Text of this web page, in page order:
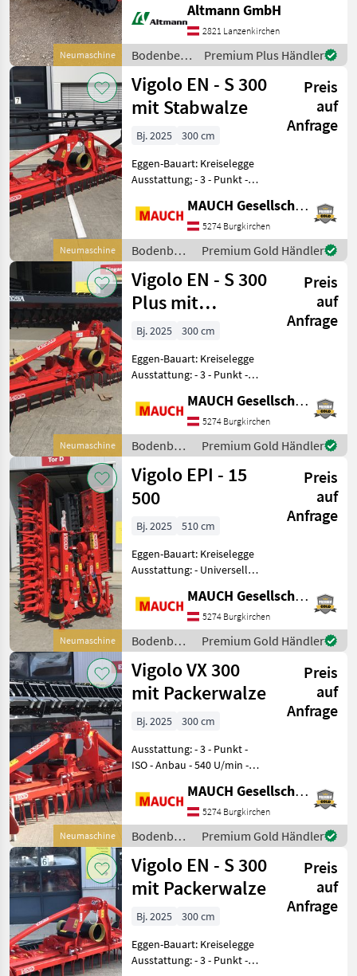
Neumaschine
Nachlaufeinrichtung,
Beleuchtung VIGOLO
Kreiselegge EPR 20 500
klappbar Turm Kat II, 1-
Ganggetri
Altmann GmbH
2821 Lanzenkirchen
Bodenbearbeitung
/ Vigolo
Premium Plus Händler
Neumaschine
Vigolo EN - S 300
mit Stabwalze
Preis
auf
Anfrage
Bj. 2025
300 cm
Eggen-Bauart: Kreiselegge
Ausstattung; - 3 - Punkt -
Getriebekörper mit
einsatzgehärteten und
gehärteten Zahnräder -
Gedämpfte und hö
MAUCH Gesellschaft m.b.H. & Co.KG
5274 Burgkirchen
Bodenbearbeitung
/ Vigolo
Premium Gold Händler
Neumaschine
Vigolo EN - S 300
Plus mit
Packerwalze
Preis
auf
Anfrage
Bj. 2025
300 cm
Eggen-Bauart: Kreiselegge
Ausstattung: - 3 - Punkt -
Getriebekörper mit
einsatzgehärteten und
gehärteten Zahnräder -
Gedämpfte und hö
MAUCH Gesellschaft m.b.H. & Co.KG
5274 Burgkirchen
Bodenbearbeitung
/ Vigolo
Premium Gold Händler
Neumaschine
Vigolo EPI - 15
500
Preis
auf
Anfrage
Bj. 2025
510 cm
Eggen-Bauart: Kreiselegge
Ausstattung: - Universell
schwingender Gabelanbau -
Getriebe mit seitliche
Einstufengetriebe für
Zapfwellendreh
MAUCH Gesellschaft m.b.H. & Co.KG
5274 Burgkirchen
Bodenbearbeitung
/ Vigolo
Premium Gold Händler
Neumaschine
Vigolo VX 300
mit Packerwalze
Preis
auf
Anfrage
Bj. 2025
300 cm
Ausstattung: - 3 - Punkt -
ISO - Anbau - 540 U/min -
Körperübertragungsstruktur
- Getriebekörper mit
einsatzgehärteten und
gehärteten Zahnräder - Ged
MAUCH Gesellschaft m.b.H. & Co.KG
5274 Burgkirchen
Bodenbearbeitung
/ Vigolo
Premium Gold Händler
Vigolo EN - S 300
mit Packerwalze
Preis
auf
Anfrage
Bj. 2025
300 cm
Eggen-Bauart: Kreiselegge
Ausstattung: - 3 - Punkt -